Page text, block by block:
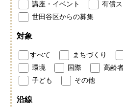
講座・イベント
有償
世田谷区からの募集
対象
すべて まちづくり
環境
国際 高齢
子ども
その他
沿線